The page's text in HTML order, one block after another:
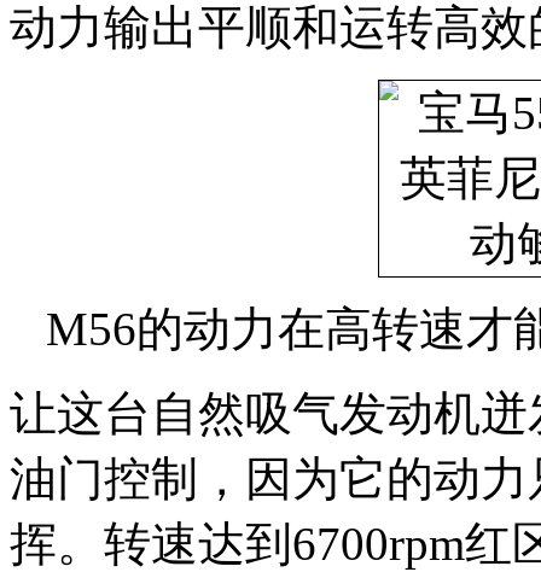
动力输出平顺和运转高
M56的动力在高转速才
让这台自然吸气发动机
油门控制，因为它的动
挥。转速达到6700rpm红